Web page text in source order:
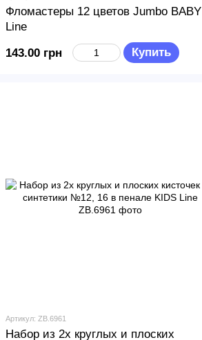
Фломастеры 12 цветов Jumbo BABY
Line
143.00 грн Купить
Артикул: ZB.6961
Набор из 2х круглых и плоских